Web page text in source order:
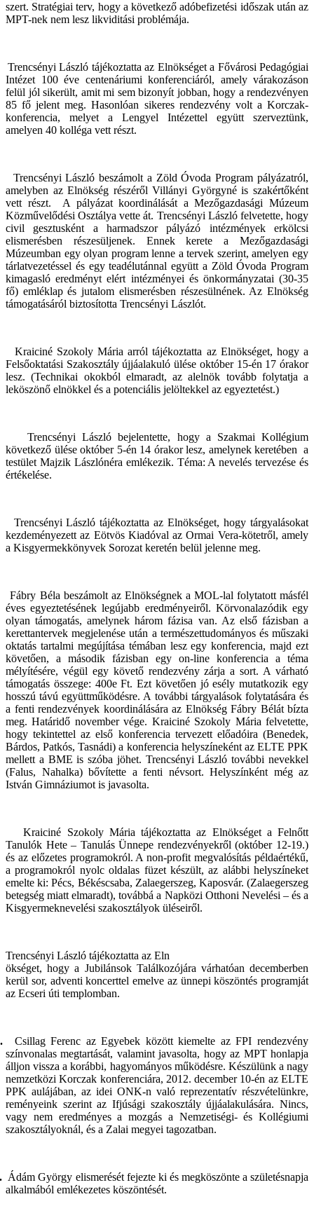
szert. Stratégiai terv, hogy a következő adóbefizetési időszak után az
MPT-nek nem lesz likviditási problémája.
Trencsényi László tájékoztatta az Elnökséget a Fővárosi Pedagógiai
Intézet 100 éve centenáriumi konferenciáról, amely várakozáson
felül jól sikerült, amit mi sem bizonyít jobban, hogy a rendezvényen
85 fő jelent meg. Hasonlóan sikeres rendezvény volt a Korczak-
konferencia, melyet a Lengyel Intézettel együtt szerveztünk,
amelyen 40 kolléga vett részt.
Trencsényi László beszámolt a Zöld Óvoda Program pályázatról,
amelyben az Elnökség részéről Villányi Györgyné is szakértőként
vett részt.
A pályázat koordinálását a Mezőgazdasági Múzeum
Közművelődési Osztálya vette át. Trencsényi László felvetette, hogy
civil gesztusként a harmadszor pályázó intézmények erkölcsi
elismerésben részesüljenek. Ennek kerete a Mezőgazdasági
Múzeumban egy olyan program lenne a tervek szerint, amelyen egy
tárlatvezetéssel és egy teadélutánnal együtt a Zöld Óvoda Program
kimagasló eredményt elért intézményei és önkormányzatai (30-35
fő) emléklap és jutalom elismerésben részesülnének. Az Elnökség
támogatásáról biztosította Trencsényi Lászlót.
Kraiciné Szokoly Mária arról tájékoztatta az Elnökséget, hogy a
Felsőoktatási Szakosztály újjáalakuló ülése október 15-én 17 órakor
lesz. (Technikai okokból elmaradt, az alelnök tovább folytatja a
leköszönő elnökkel és a potenciális jelöltekkel az egyeztetést.)
Trencsényi László bejelentette, hogy a Szakmai Kollégium
következő ülése október 5-én 14 órakor lesz, amelynek keretében a
testület Majzik Lászlónéra emlékezik. Téma: A nevelés tervezése és
értékelése.
Trencsényi László tájékoztatta az Elnökséget, hogy tárgyalásokat
kezdeményezett az Eötvös Kiadóval az Ormai Vera-kötetről, amely
a Kisgyermekkönyvek Sorozat keretén belül jelenne meg.
Fábry Béla beszámolt az Elnökségnek a MOL-lal folytatott másfél
éves egyeztetésének legújabb eredményeiről. Körvonalazódik egy
olyan támogatás, amelynek három fázisa van. Az első fázisban a
kerettantervek megjelenése után a természettudományos és műszaki
oktatás tartalmi megújítása témában lesz egy konferencia, majd ezt
követően, a második fázisban egy on-line konferencia a téma
mélyítésére, végül egy követő rendezvény zárja a sort. A várható
támogatás összege: 400e Ft. Ezt követően jó esély mutatkozik egy
hosszú távú együttműködésre. A további tárgyalások folytatására és
a fenti rendezvények koordinálására az Elnökség Fábry Bélát bízta
meg. Határidő november vége. Kraiciné Szokoly Mária felvetette,
hogy tekintettel az első konferencia tervezett előadóira (Benedek,
Bárdos, Patkós, Tasnádi) a konferencia helyszíneként az ELTE PPK
mellett a BME is szóba jöhet. Trencsényi László további nevekkel
(Falus, Nahalka) bővítette a fenti névsort. Helyszínként még az
István Gimnáziumot is javasolta.
Kraiciné Szokoly Mária tájékoztatta az Elnökséget a Felnőtt
Tanulók Hete – Tanulás Ünnepe rendezvényekről (október 12-19.)
és az előzetes programokról. A non-profit megvalósítás példaértékű,
a programokról nyolc oldalas füzet készült, az alábbi helyszíneket
emelte ki: Pécs, Békéscsaba, Zalaegerszeg, Kaposvár. (Zalaegerszeg
betegség miatt elmaradt), továbbá a Napközi Otthoni Nevelési – és a
Kisgyermeknevelési szakosztályok üléseiről.
Trencsényi László tájékoztatta az Eln
ökséget, hogy a Jubilánsok Találkozójára várhatóan decemberben
kerül sor, adventi koncerttel emelve az ünnepi köszöntés programját
az Ecseri úti templomban.
Csillag Ferenc az Egyebek között kiemelte az FPI rendezvény
színvonalas megtartását, valamint javasolta, hogy az MPT honlapja
álljon vissza a korábbi, hagyományos működésre. Készülünk a nagy
nemzetközi Korczak konferenciára, 2012. december 10-én az ELTE
PPK aulájában, az idei ONK-n való reprezentatív részvételünkre,
reményeink szerint az Ifjúsági szakosztály újjáalakulására. Nincs,
vagy nem eredményes a mozgás a Nemzetiségi- és Kollégiumi
szakosztályoknál, és a Zalai megyei tagozatban.
Ádám György elismerését fejezte ki és megköszönte a születésnapja
alkalmából emlékezetes köszöntését.